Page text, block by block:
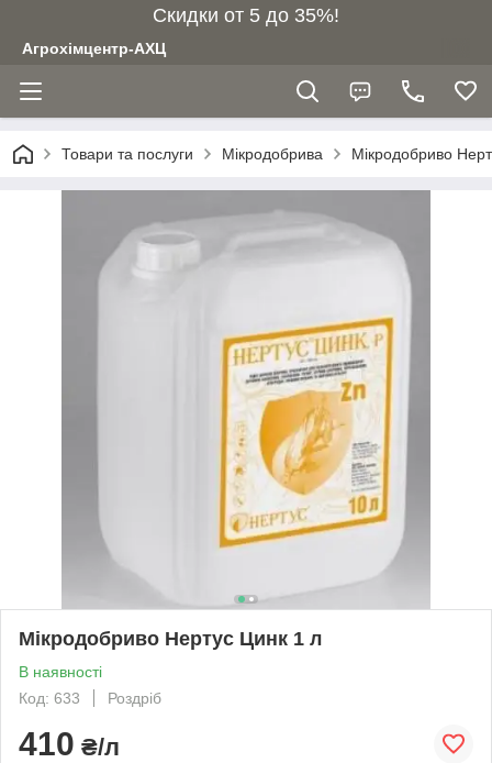
Скидки от 5 до 35%!
Агрохімцентр-АХЦ
Товари та послуги Мікродобрива Мікродобриво
Мікродобриво Нертус Цинк 1 л
В наявності
Код: 633
Роздріб
410 ₴/л